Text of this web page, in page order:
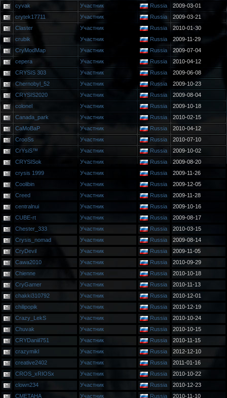
cyvak
Участник Russia
2009-03-01
crytek17711
Участник Russia
2009-03-21
Claster
Участник Russia
2010-01-30
crubik
Участник Russia
2009-11-29
CryModMap
Участник Russia
2009-07-04
cepera
Участник Russia
2010-04-12
CRYSIS 303
Участник Russia
2009-06-08
Chernobyl_52
Участник Russia
2009-10-23
CRYSIS2020
Участник Russia
2009-08-04
colonel
Участник Russia
2009-10-18
Canada_park
Участник Russia
2010-02-15
CaMoBaP
Участник Russia
2010-04-12
CrooSs
Участник Russia
2010-07-10
CrYsiS™
Участник Russia
2009-10-02
CRYSISok
Участник Russia
2009-08-20
crysis 1999
Участник Russia
2009-11-26
Coolibin
Участник Russia
2009-12-05
Creed
Участник Russia
2009-11-28
centralnui
Участник Russia
2009-10-16
CUBE-rt
Участник Russia
2009-08-17
Chester_333
Участник Russia
2010-03-15
Crysis_nomad
Участник Russia
2009-08-14
CryDevil
Участник Russia
2009-11-05
Cawa2010
Участник Russia
2010-09-29
Chienne
Участник Russia
2010-10-18
CryGamer
Участник Russia
2010-11-13
chakki310792
Участник Russia
2010-12-01
chilipopik
Участник Russia
2010-12-19
Crazy_LekS
Участник Russia
2010-10-24
Chuvak
Участник Russia
2010-10-15
CRYDaniil751
Участник Russia
2010-11-15
crazymikl
Участник Russia
2012-12-10
creative2402
Участник Russia
2011-01-16
CROS_xRIOSx
Участник Russia
2010-10-22
clown234
Участник Russia
2010-12-23
CMETAHA
Участник Russia
2010-11-10